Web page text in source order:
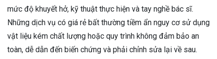
mức độ khuyết hở, kỹ thuật thực hiện và tay nghề bác sĩ.
Những dịch vụ có giá rẻ bất thường tiềm ẩn nguy cơ sử dụng
vật liệu kém chất lượng hoặc quy trình không đảm bảo an
toàn, dễ dẫn đến biến chứng và phải chỉnh sửa lại về sau.